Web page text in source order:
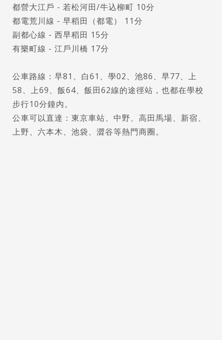
Latest News 最新消息
Promotion
Program 課程選擇
都營大江戶 - 若松河田/牛込柳町 10分
都電荒川線 - 早稻田（都電） 11分
副都心線 - 西早稻田 15分
有樂町線 - 江戶川橋 17分
公車路線：早81、白61、學02、池86、早77、上
58、上69、飯64、飯田62線的途徑站，也都在學校
步行10分鐘內。
公車可以直達：東京車站、中野、高田馬場、新宿、
上野、六本木、池袋、澀谷等熱門商圈。